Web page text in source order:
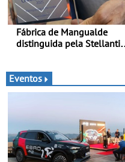
Fábrica de Mangualde
distinguida pela Stellantis
dois projetos locais com
impacto direto no bem-
Eventos